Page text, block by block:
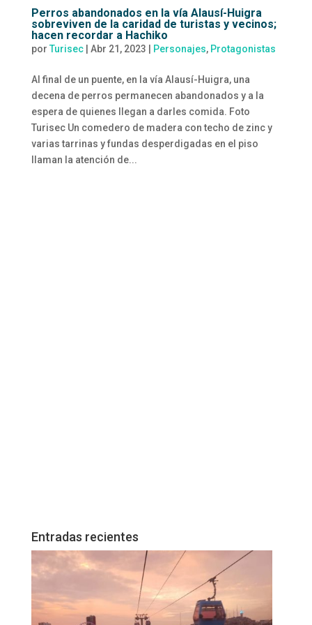
Perros abandonados en la vía Alausí-Huigra
sobreviven de la caridad de turistas y vecinos;
hacen recordar a Hachiko
por Turisec| Abr 21, 2023 Personajes, Protagonistas
Al final de un puente, en la vía Alausí-Huigra, una
decena de perros permanecen abandonados y a la
espera de quienes llegan a darles comida. Foto
Turisec Un comedero de madera con techo de zinc y
varias tarrinas y fundas desperdigadas en el piso
llaman la atención de...
Entradas recientes